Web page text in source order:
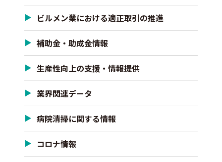
ビルメン業における適正取引の推進
補助金・助成金情報
生産性向上の支援・情報提供
業界関連データ
病院清掃に関する情報
コロナ情報